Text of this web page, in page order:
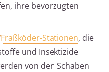
ihre bevorzugten
Fraßköder-Stationen, die
und Insektizide
von den Schaben